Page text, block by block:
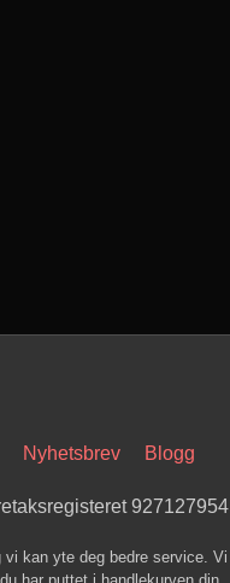
Nyhetsbrev Blogg
927127954
vi kan yte deg bedre service. Vi